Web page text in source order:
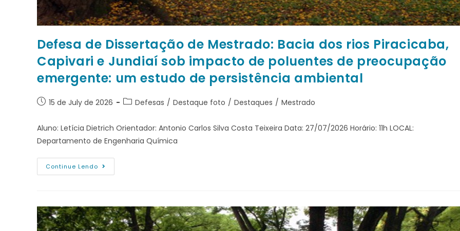
Defesa de Dissertação de Mestrado: Bacia dos rios Piracicaba,
Capivari e Jundiaí sob impacto de poluentes de preocupação
emergente: um estudo de persistência ambiental
15 de July de 2026 Defesas / Destaque foto / Destaques / Mestrado
Aluno: Letícia Dietrich Orientador: Antonio Carlos Silva Costa Teixeira Data: 27/07/2026 Horário: 11h LOCAL:
Departamento de Engenharia Química
Continue Lendo